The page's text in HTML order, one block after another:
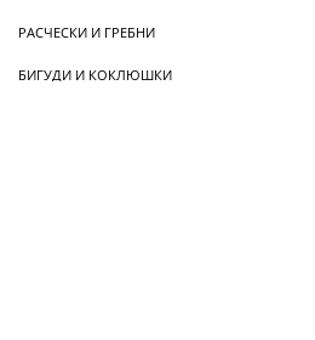
РАСЧЕСКИ И ГРЕБНИ
БИГУДИ И КОКЛЮШКИ